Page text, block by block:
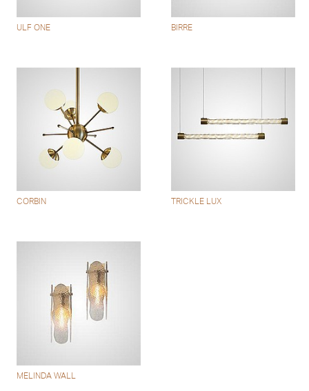
ULF ONE BIRRE
CORBIN TRICKLE LUX
MELINDA WALL